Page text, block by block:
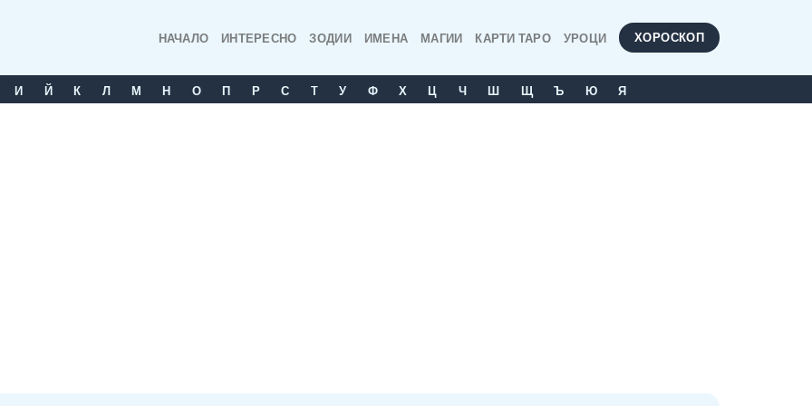
НАЧАЛО ИНТЕРЕСНО ЗОДИИ ИМЕНА МАГИИ КАРТИ ТАРО УРОЦИ ХОРОСКОП
И Й К Л М Н О П Р С T У Ф Х Ц Ч Ш Щ Ъ Ю Я